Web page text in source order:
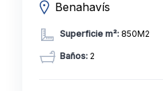
Benahavís
Superficie m²: 850M2
Baños: 2